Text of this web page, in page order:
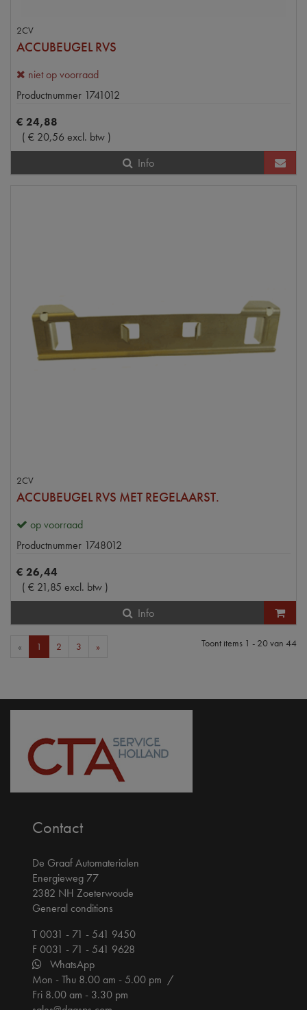
2CV
ACCUBEUGEL RVS
niet op voorraad
Productnummer 1741012
€ 24,88
( € 20,56 excl. btw )
Info
2CV
ACCUBEUGEL RVS MET REGELAARST.
op voorraad
Productnummer 1748012
€ 26,44
( € 21,85 excl. btw )
Info
Toont items 1 - 20van 44
« 1 2 3 »
Contact
De Graaf Automaterialen
Energieweg 77
2382 NH Zoeterwoude
General conditions
T 0031 - 71 - 541 9450
F 0031 - 71 - 541 9628
WhatsApp
Mon - Thu 8.00 am - 5.00 pm /
Fri 8.00 am - 3.30 pm